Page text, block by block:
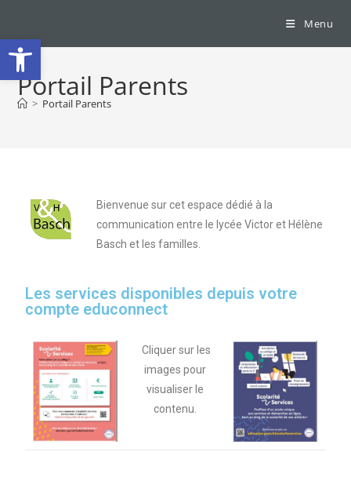
Ouvrir la barre d’outils
Menu
Portail Parents
> Portail Parents
Bienvenue sur cet espace dédié à la
communication entre le lycée Victor et Hélène
Basch et les familles.
Les services disponibles depuis votre
compte educonnect
Cliquer sur les
images pour
visualiser le
contenu.